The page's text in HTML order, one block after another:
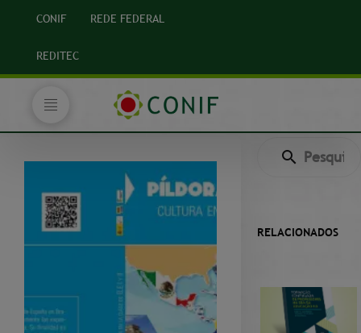
CONIF REDE FEDERAL
REDITEC
RELACIONADOS